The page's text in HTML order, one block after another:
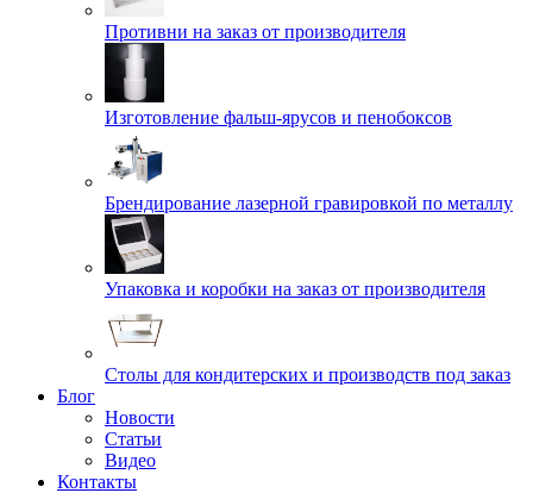
Противни на заказ от производителя
Изготовление фальш-ярусов и пенобоксов
Брендирование лазерной гравировкой по металлу
Упаковка и коробки на заказ от производителя
Cтолы для кондитерских и производств под заказ
Блог
Новости
Статьи
Видео
Контакты